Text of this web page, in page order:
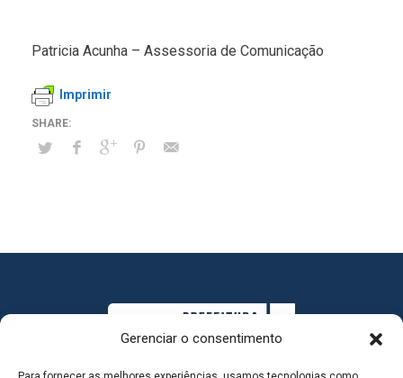
Gerenciar o consentimento
Patricia Acunha – Assessoria de Comunicação
Imprimir